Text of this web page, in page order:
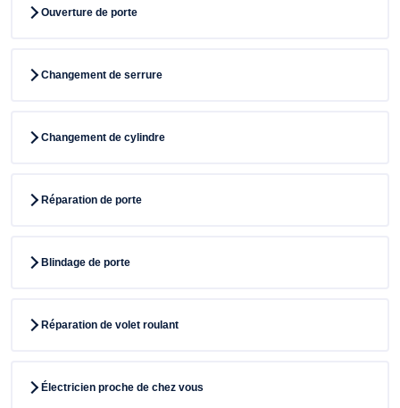
Ouverture de porte
Changement de serrure
Changement de cylindre
Réparation de porte
Blindage de porte
Réparation de volet roulant
Électricien proche de chez vous